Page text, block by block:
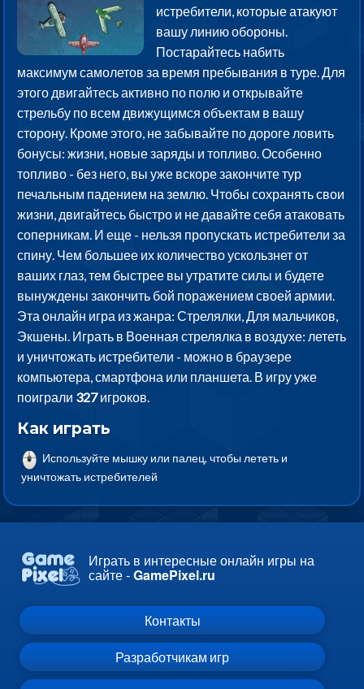
истребители, которые атакуют
вашу линию обороны.
Постарайтесь набить
максимум самолетов за время пребывания в туре. Для
этого двигайтесь активно по полю и открывайте
стрельбу по всем движущимся объектам в вашу
сторону. Кроме этого, не забывайте по дороге ловить
бонусы: жизни, новые заряды и топливо. Особенно
топливо - без него, вы уже вскоре закончите тур
печальным падением на землю. Чтобы сохранять свои
жизни, двигайтесь быстро и не давайте себя атаковать
соперникам. И еще - нельзя пропускать истребители за
спину. Чем большее их количество ускользнет от
ваших глаз, тем быстрее вы утратите силы и будете
вынуждены закончить бой поражением своей армии.
Эта онлайн игра из жанра: Стрелялки, Для мальчиков,
Экшены. Играть в Военная стрелялка в воздухе: лететь
и уничтожать истребители - можно в браузере
компьютера, смартфона или планшета. В игру уже
поиграли 327игроков.
Как играть
Используйте мышку или палец, чтобы лететь и
уничтожать истребителей
Играть в интересные онлайн игры на
сайте -GamePixel.ru
Контакты
Разработчикам игр